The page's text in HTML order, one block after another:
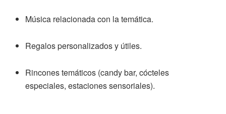
Música relacionada con la temática.
Regalos personalizados y útiles.
Rincones temáticos (candy bar, cócteles
especiales, estaciones sensoriales).